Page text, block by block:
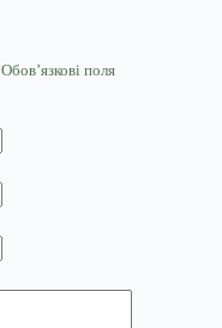
Обов’язкові поля